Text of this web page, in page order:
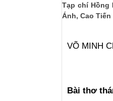
Tạp chí Hồng
Ánh, Cao Tiến
VÕ MINH
Bài thơ